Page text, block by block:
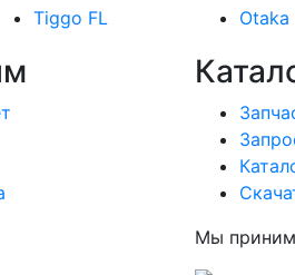
Tiggo FL
Otaka
Мы